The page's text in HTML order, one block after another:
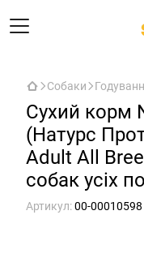
Собаки
Сухий корм
(Натурс
Adult All
собак усіх
Артикул:00-00010598